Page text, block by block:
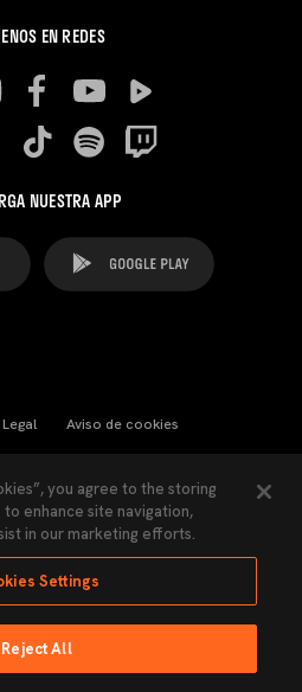
EN REDES
NUESTRA APP
Aviso de cookies
Política de Privacidad
ser reproducida sin el permiso del Valencia
you agree to the storing
enhance site navigation,
in our marketing efforts.
Settings
Reject All